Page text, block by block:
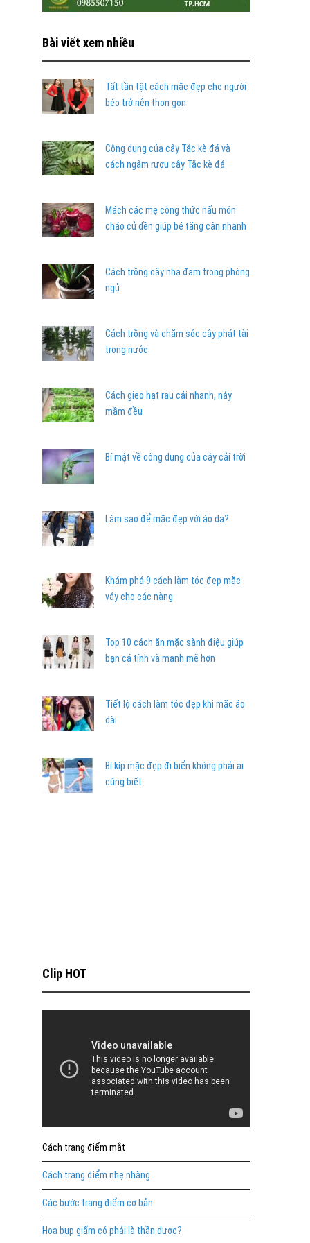
Bài viết xem nhiều
Tất tần tật cách mặc đẹp cho người
béo trở nên thon gọn
Công dụng của cây Tắc kè đá và
cách ngâm rượu cây Tắc kè đá
Mách các mẹ công thức nấu món
cháo củ dền giúp bé tăng cân nhanh
Cách trồng cây nha đam trong phòng
ngủ
Cách trồng và chăm sóc cây phát tài
trong nước
Cách gieo hạt rau cải nhanh, nảy
mầm đều
Bí mật về công dụng của cây cải trời
Làm sao để mặc đẹp với áo da?
Khám phá 9 cách làm tóc đẹp mặc
váy cho các nàng
Top 10 cách ăn mặc sành điệu giúp
bạn cá tính và mạnh mẽ hơn
Tiết lộ cách làm tóc đẹp khi mặc áo
dài
Bí kíp mặc đẹp đi biển không phải ai
cũng biết
Clip HOT
Cách trang điểm mắt
Cách trang điểm nhẹ nhàng
Các bước trang điểm cơ bản
Hoa bụp giấm có phải là thần dược?